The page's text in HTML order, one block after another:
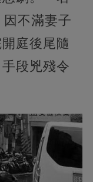
不滿妻子
庭後尾隨
段兇殘令